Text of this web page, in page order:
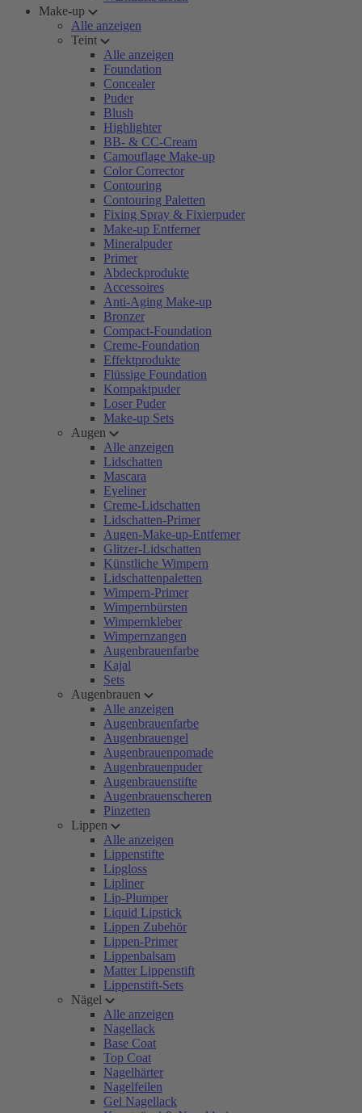
Make-up
Alle anzeigen
Teint
Alle anzeigen
Foundation
Concealer
Puder
Blush
Highlighter
BB- & CC-Cream
Camouflage Make-up
Color Corrector
Contouring
Contouring Paletten
Fixing Spray & Fixierpuder
Make-up Entferner
Mineralpuder
Primer
Abdeckprodukte
Accessoires
Anti-Aging Make-up
Bronzer
Compact-Foundation
Creme-Foundation
Effektprodukte
Flüssige Foundation
Kompaktpuder
Loser Puder
Make-up Sets
Augen
Alle anzeigen
Lidschatten
Mascara
Eyeliner
Creme-Lidschatten
Lidschatten-Primer
Augen-Make-up-Entferner
Glitzer-Lidschatten
Künstliche Wimpern
Lidschattenpaletten
Wimpern-Primer
Wimpernbürsten
Wimpernkleber
Wimpernzangen
Augenbrauenfarbe
Kajal
Sets
Augenbrauen
Alle anzeigen
Augenbrauenfarbe
Augenbrauengel
Augenbrauenpomade
Augenbrauenpuder
Augenbrauenstifte
Augenbrauenscheren
Pinzetten
Lippen
Alle anzeigen
Lippenstifte
Lipgloss
Lipliner
Lip-Plumper
Liquid Lipstick
Lippen Zubehör
Lippen-Primer
Lippenbalsam
Matter Lippenstift
Lippenstift-Sets
Nägel
Alle anzeigen
Nagellack
Base Coat
Top Coat
Nagelhärter
Nagelfeilen
Gel Nagellack